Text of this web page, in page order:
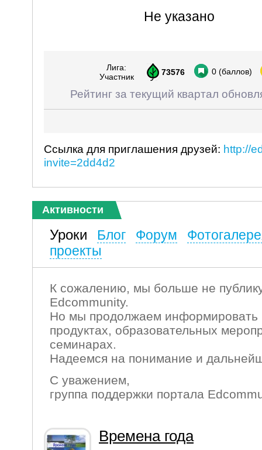
Не указано
Лига:
Участник
73576 0 (баллов)
Рейтинг за текущий квартал
Ссылка для приглашения друзей: http://
invite=2dd4d2
Активности
Уроки Блог Форум
проекты
К сожалению, мы больше не
Edcommunity.
Но мы продолжаем информировать
продуктах, образовательных
семинарах.
Надеемся на понимание и
С уважением,
группа поддержки портала
Времена года